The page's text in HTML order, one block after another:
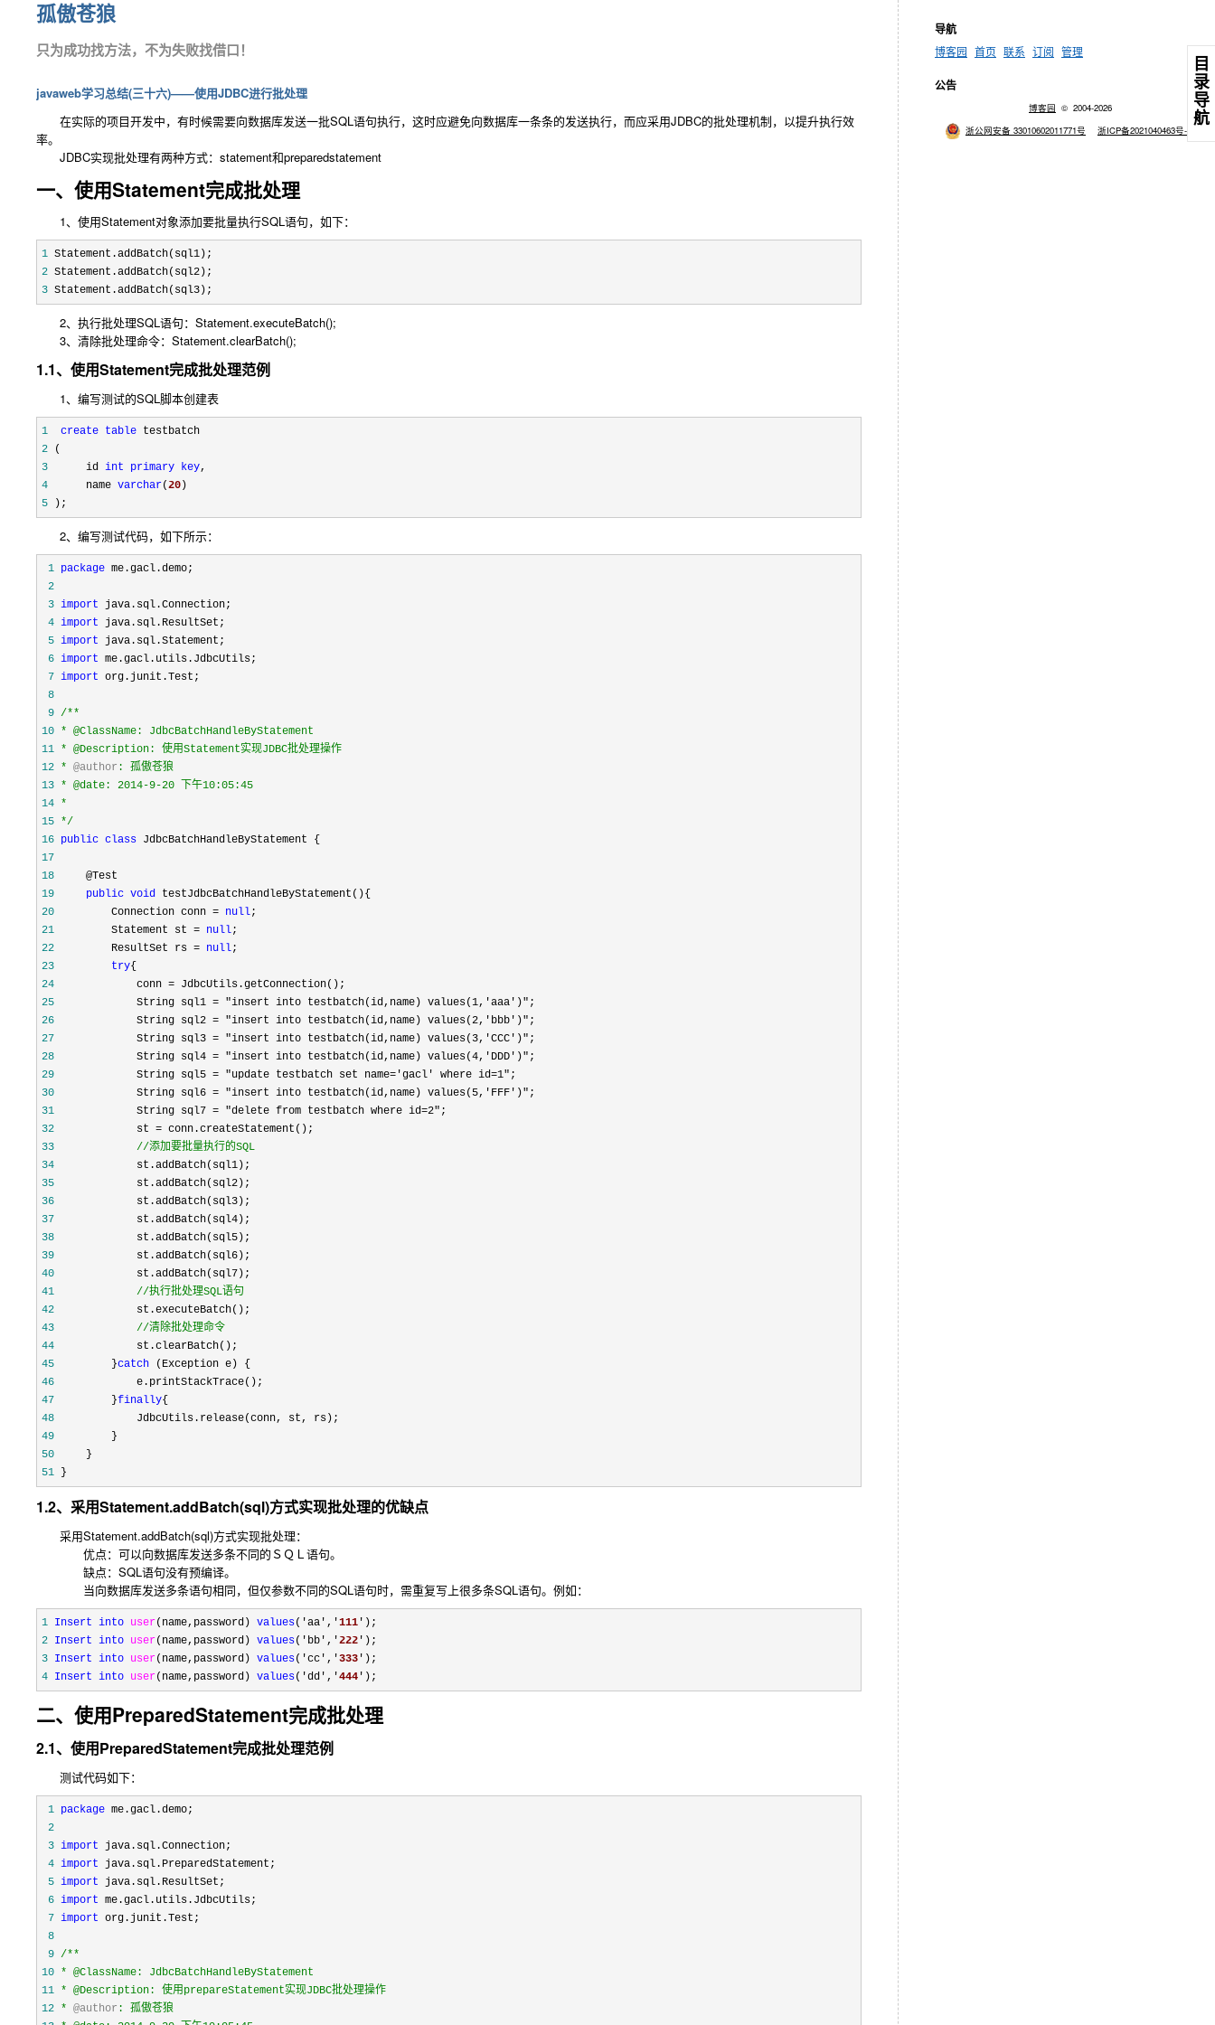
孤傲苍狼
只为成功找方法，不为失败找借口！
javaweb学习总结(三十六)——使用JDBC进行批处理
在实际的项目开发中，有时候需要向数据库发送一批SQL语句执行，这时应避免向数据库一条条的发送执行，而应采用JDBC的批处理机制，以提升执行效
率。
JDBC实现批处理有两种方式：statement和preparedstatement
一、使用Statement完成批处理
1、使用Statement对象添加要批量执行SQL语句，如下：
1
2
3 Statement.addBatch(sql3);
2、执行批处理SQL语句： Statement.executeBatch();
3、清除批处理命令： Statement.clearBatch();
1.1、 使用Statement完成批处理范例
1、编写测试的SQL脚本创建表
1 create table
2
3
      id
int primary key
4
      name
varchar(20
5 );
2、编写测试代码，如下所示：
1 package
2
3 import
4 import
5 import
6 import
7 import
8
9 /**
10
11
12 * @author
13
14
15 */
16 public class
17
18
19
public void
20
         Connection conn =
null
21
         Statement st =
null
22
         ResultSet rs =
null
23
try
24
             conn =
25
             String sql1 = "insert into testbatch(id,name) values(1,'aaa')"
26
             String sql2 = "insert into testbatch(id,name) values(2,'bbb')"
27
             String sql3 = "insert into testbatch(id,name) values(3,'CCC')"
28
             String sql4 = "insert into testbatch(id,name) values(4,'DDD')"
29
             String sql5 = "update testbatch set name='gacl' where id=1"
30
             String sql6 = "insert into testbatch(id,name) values(5,'FFF')"
31
             String sql7 = "delete from testbatch where id=2"
32
             st =
33
//添加要批量执行的SQL
34
35
36
37
38
39
40
41
//执行批处理SQL语句
42
43
//清除批处理命令
44
45
         }
catch
46
47
         }
finally
48
49
50
51 }
1.2、采用Statement.addBatch(sql)方式实现批处理的优缺点
采用Statement.addBatch(sql)方式实现批处理：
优点：可以向数据库发送多条不同的ＳＱＬ语句。
缺点：SQL语句没有预编译。
当向数据库发送多条语句相同，但仅参数不同的SQL语句时，需重复写上很多条SQL语句。例如：
1 Insert into user(name,password) values('aa','111
2 Insert into user(name,password) values('bb','222
3 Insert into user(name,password) values('cc','333
4 Insert into user(name,password) values('dd','444 ');
二、使用PreparedStatement完成批处理
2.1、 使用PreparedStatement完成批处理范例
测试代码如下：
1 package
2
3 import
4 import
5 import
6 import
7 import
8
9 /**
10
11
12 * @author
导航
博客园 首页 联系 订阅 管理
公告
博客园 © 2004-2026
浙公网安备 33010602011771号
浙ICP备2021040463号-3
目
录
导
航